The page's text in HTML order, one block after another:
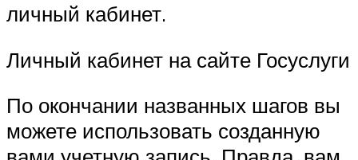
личный кабинет.
Личный кабинет на сайте Госуслуги
По окончании названных шагов вы
можете использовать созданную